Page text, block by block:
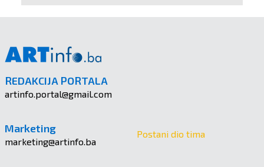
REDAKCIJA PORTALA
artinfo.portal@gmail.com
Marketing
marketing@artinfo.ba
Postani dio tima